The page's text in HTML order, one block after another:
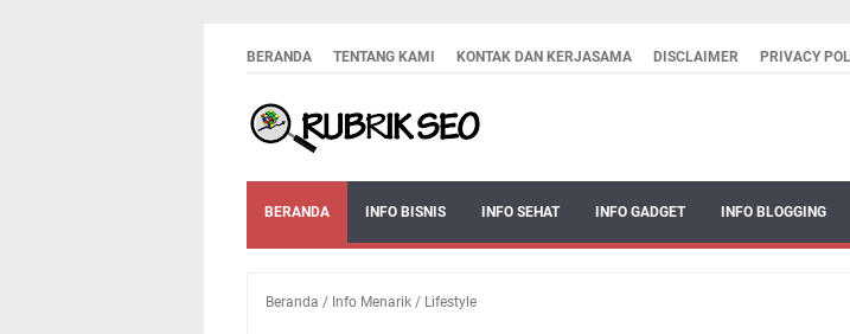
BERANDA TENTANG KAMI KONTAK DAN KERJASAMA DISCLAIMER PRIVACY
BERANDA INFO BISNIS INFO SEHAT INFO GADGET INFO BLOGGING
Beranda / Info Menarik / Lifestyle